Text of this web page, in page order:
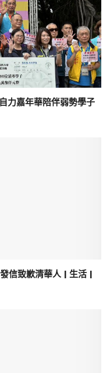
力嘉年華陪伴弱勢學子
信致歉清華人 | 生活 |